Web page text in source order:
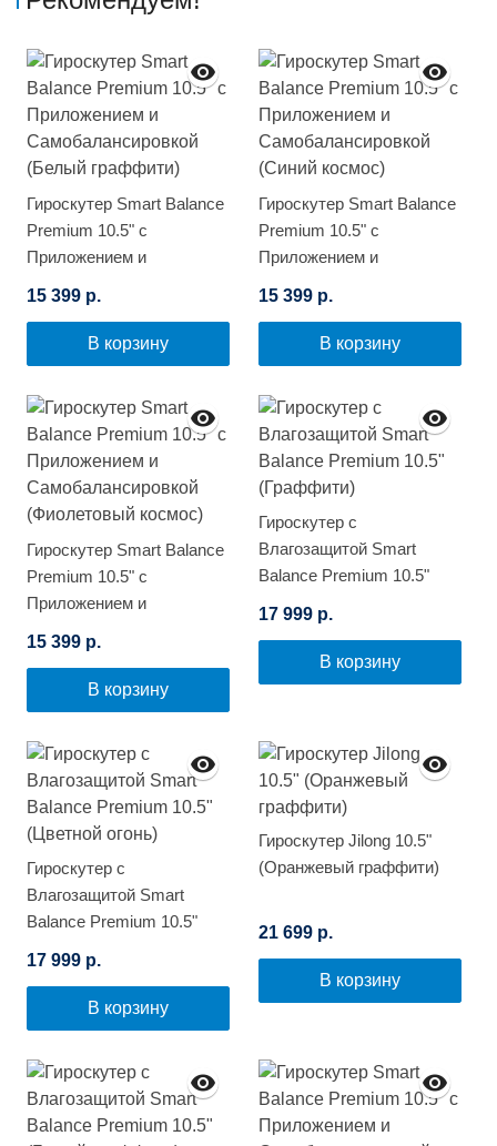
Гироскутер Smart Balance
Premium 10.5" с
Приложением и
Самобалансировкой
(Белый граффити)
15 399 р.
В корзину
Гироскутер Smart Balance
Premium 10.5" с
Приложением и
Самобалансировкой
(Синий космос)
15 399 р.
В корзину
Гироскутер Smart Balance
Premium 10.5" с
Приложением и
Самобалансировкой
(Фиолетовый космос)
15 399 р.
В корзину
Гироскутер с
Влагозащитой Smart
Balance Premium 10.5"
(Граффити)
17 999 р.
В корзину
Гироскутер с
Влагозащитой Smart
Balance Premium 10.5"
(Цветной огонь)
17 999 р.
В корзину
Гироскутер Jilong 10.5"
(Оранжевый граффити)
21 699 р.
В корзину